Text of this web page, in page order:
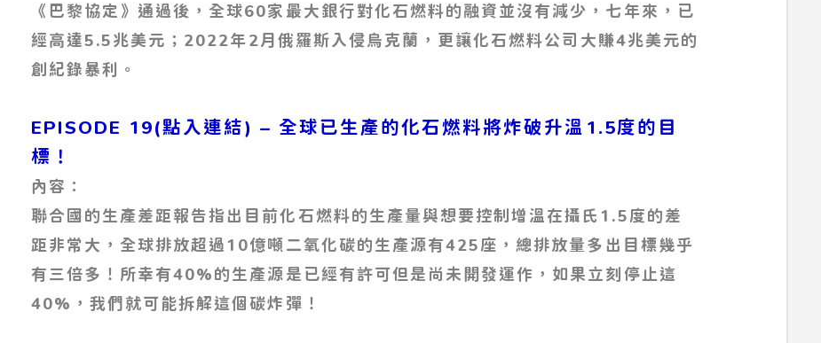
《巴黎協定》通過後，全球60家最大銀行對化石燃料的融資並沒有減少，七年來，已
經高達5.5兆美元；2022年2月俄羅斯入侵烏克蘭，更讓化石燃料公司大賺4兆美元的
創紀錄暴利。
EPISODE 19(點入連結) – 全球已生產的化石燃料將炸破升溫1.5度的目
標！
內容：
聯合國的生產差距報告指出目前化石燃料的生產量與想要控制增溫在攝氏1.5度的差
距非常大，全球排放超過10億噸二氧化碳的生產源有425座，總排放量多出目標幾乎
有三倍多！所幸有40%的生產源是已經有許可但是尚未開發運作，如果立刻停止這
40%，我們就可能拆解這個碳炸彈！